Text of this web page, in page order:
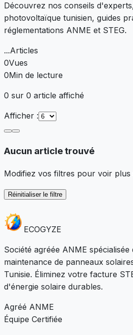
Découvrez nos conseils
photovoltaïque tunisien, guides
réglementations ANME et STEG.
...Articles
0Vues
0Min de lecture
0 sur 0 article affiché
Afficher :
Aucun article trouvé
Modifiez vos filtres pour voir plus
Réinitialiser le filtre
ECOGYZE
Société agréée ANME
maintenance de panneaux
Tunisie. Éliminez votre facture
d'énergie solaire durables.
Agréé ANME
Équipe Certifiée